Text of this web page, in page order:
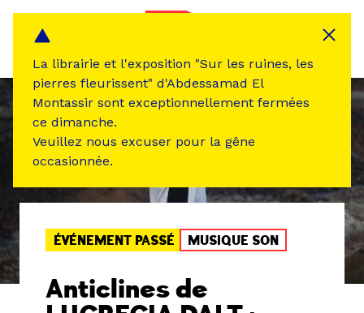
ÉVÉNEMENT PASSÉ MUSIQUE SON
Anticlines de
La librairie et l'exposition "Sur les ruines, les
pierres fleurissent" d'Abdessamad El
Montassir sont exceptionnellement fermées
ce dimanche.
Veuillez nous excuser pour la gêne
occasionnée.
Panneau de gestion des cookies